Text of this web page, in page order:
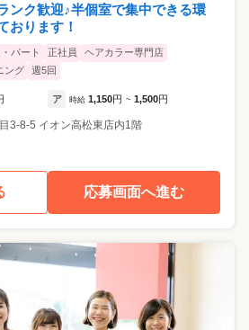
ンク歓迎♪半個室で集中できる環
おります！
パート 正社員
ヘアカラー専門店
ング 週5回
ア 時給 1,150円 ~ 1,500円
3-8-5 イオン高松東店内1階
応募画面へ進む